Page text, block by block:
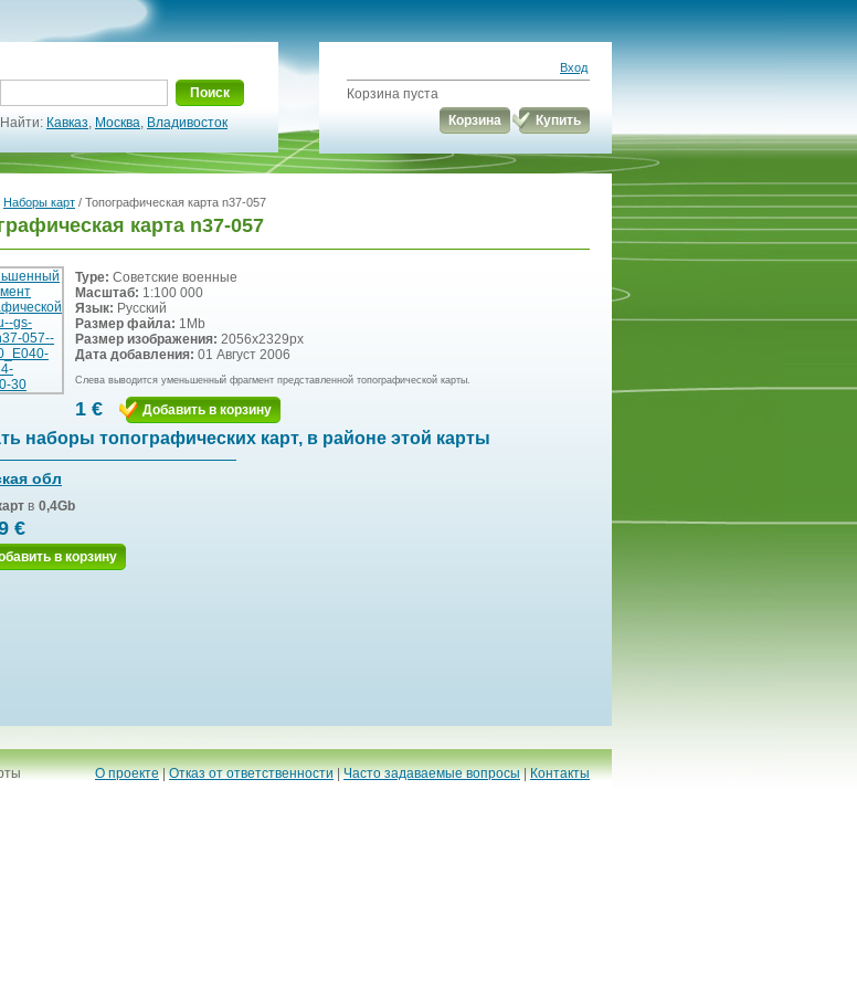
Поиск
Найти: Кавказ, Москва, Владивосток
Вход
Корзина пуста
Корзина
Купить
Наборы карт / Топографическая карта n37-057
карта n37-057
Type: Советские военные
Масштаб: 1:100 000
Язык: Русский
Размер файла: 1Mb
Размер изображения: 2056x2329px
Дата добавления: 01 Август 2006
Слева выводится уменьшенный фрагмент представленной топографической карты.
1 € Добавить в корзину
наборы топографических карт, в районе этой карты
обл
в 0,4Gb
€
в корзину
О проекте|Отказ от ответственности|Часто задаваемые вопросы|Контакты